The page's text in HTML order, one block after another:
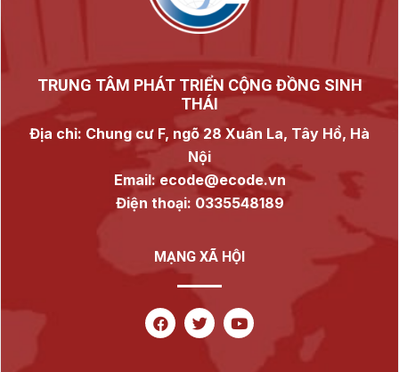
TRUNG TÂM PHÁT TRIỂN CỘNG ĐỒNG SINH
THÁI
Địa chỉ: Chung cư F, ngõ 28 Xuân La, Tây Hồ, Hà
Nội
Email: ecode@ecode.vn
Điện thoại: 0335548189
MẠNG XÃ HỘI